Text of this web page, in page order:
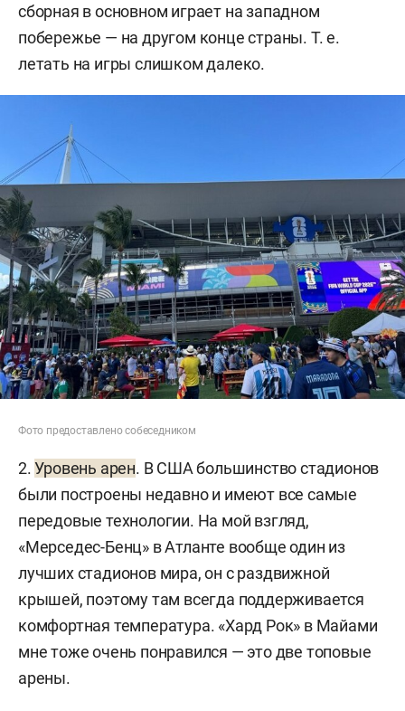
сборная в основном играет на западном
побережье — на другом конце страны. Т. е.
летать на игры слишком далеко.
Фото предоставлено собеседником
2.Уровень арен. В США большинство стадионов
были построены недавно и имеют все самые
передовые технологии. На мой взгляд,
«Мерседес-Бенц» в Атланте вообще один из
лучших стадионов мира, он с раздвижной
крышей, поэтому там всегда поддерживается
комфортная температура. «Хард Рок» в Майами
мне тоже очень понравился — это две топовые
арены.